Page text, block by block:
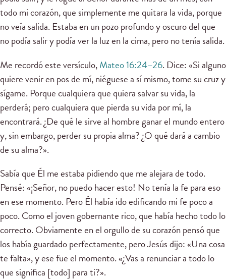
todo mi corazón, que simplemente me quitara la vida, porque
no veía salida. Estaba en un pozo profundo y oscuro del que
no podía salir y podía ver la luz en la cima, pero no tenía salida.
Me recordó este versículo,Mateo 16:24–26. Dice: «Si alguno
quiere venir en pos de mí, niéguese a sí mismo, tome su cruz y
sígame. Porque cualquiera que quiera salvar su vida, la
perderá; pero cualquiera que pierda su vida por mí, la
encontrará. ¿De qué le sirve al hombre ganar el mundo entero
y, sin embargo, perder su propia alma? ¿O qué dará a cambio
de su alma?».
Sabía que Él me estaba pidiendo que me alejara de todo.
Pensé: «¡Señor, no puedo hacer esto! No tenía la fe para eso
en ese momento. Pero Él había ido edificando mi fe poco a
poco. Como el joven gobernante rico, que había hecho todo lo
correcto. Obviamente en el orgullo de su corazón pensó que
los había guardado perfectamente, pero Jesús dijo: «Una cosa
te falta», y ese fue el momento. «¿Vas a renunciar a todo lo
que significa [todo] para ti?».